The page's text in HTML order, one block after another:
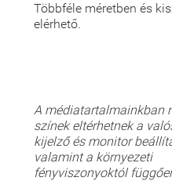
Többféle méretben és
elérhető.
A médiatartalmainkban
színek eltérhetnek a
kijelző és monitor
valamint a környezeti
fényviszonyoktól